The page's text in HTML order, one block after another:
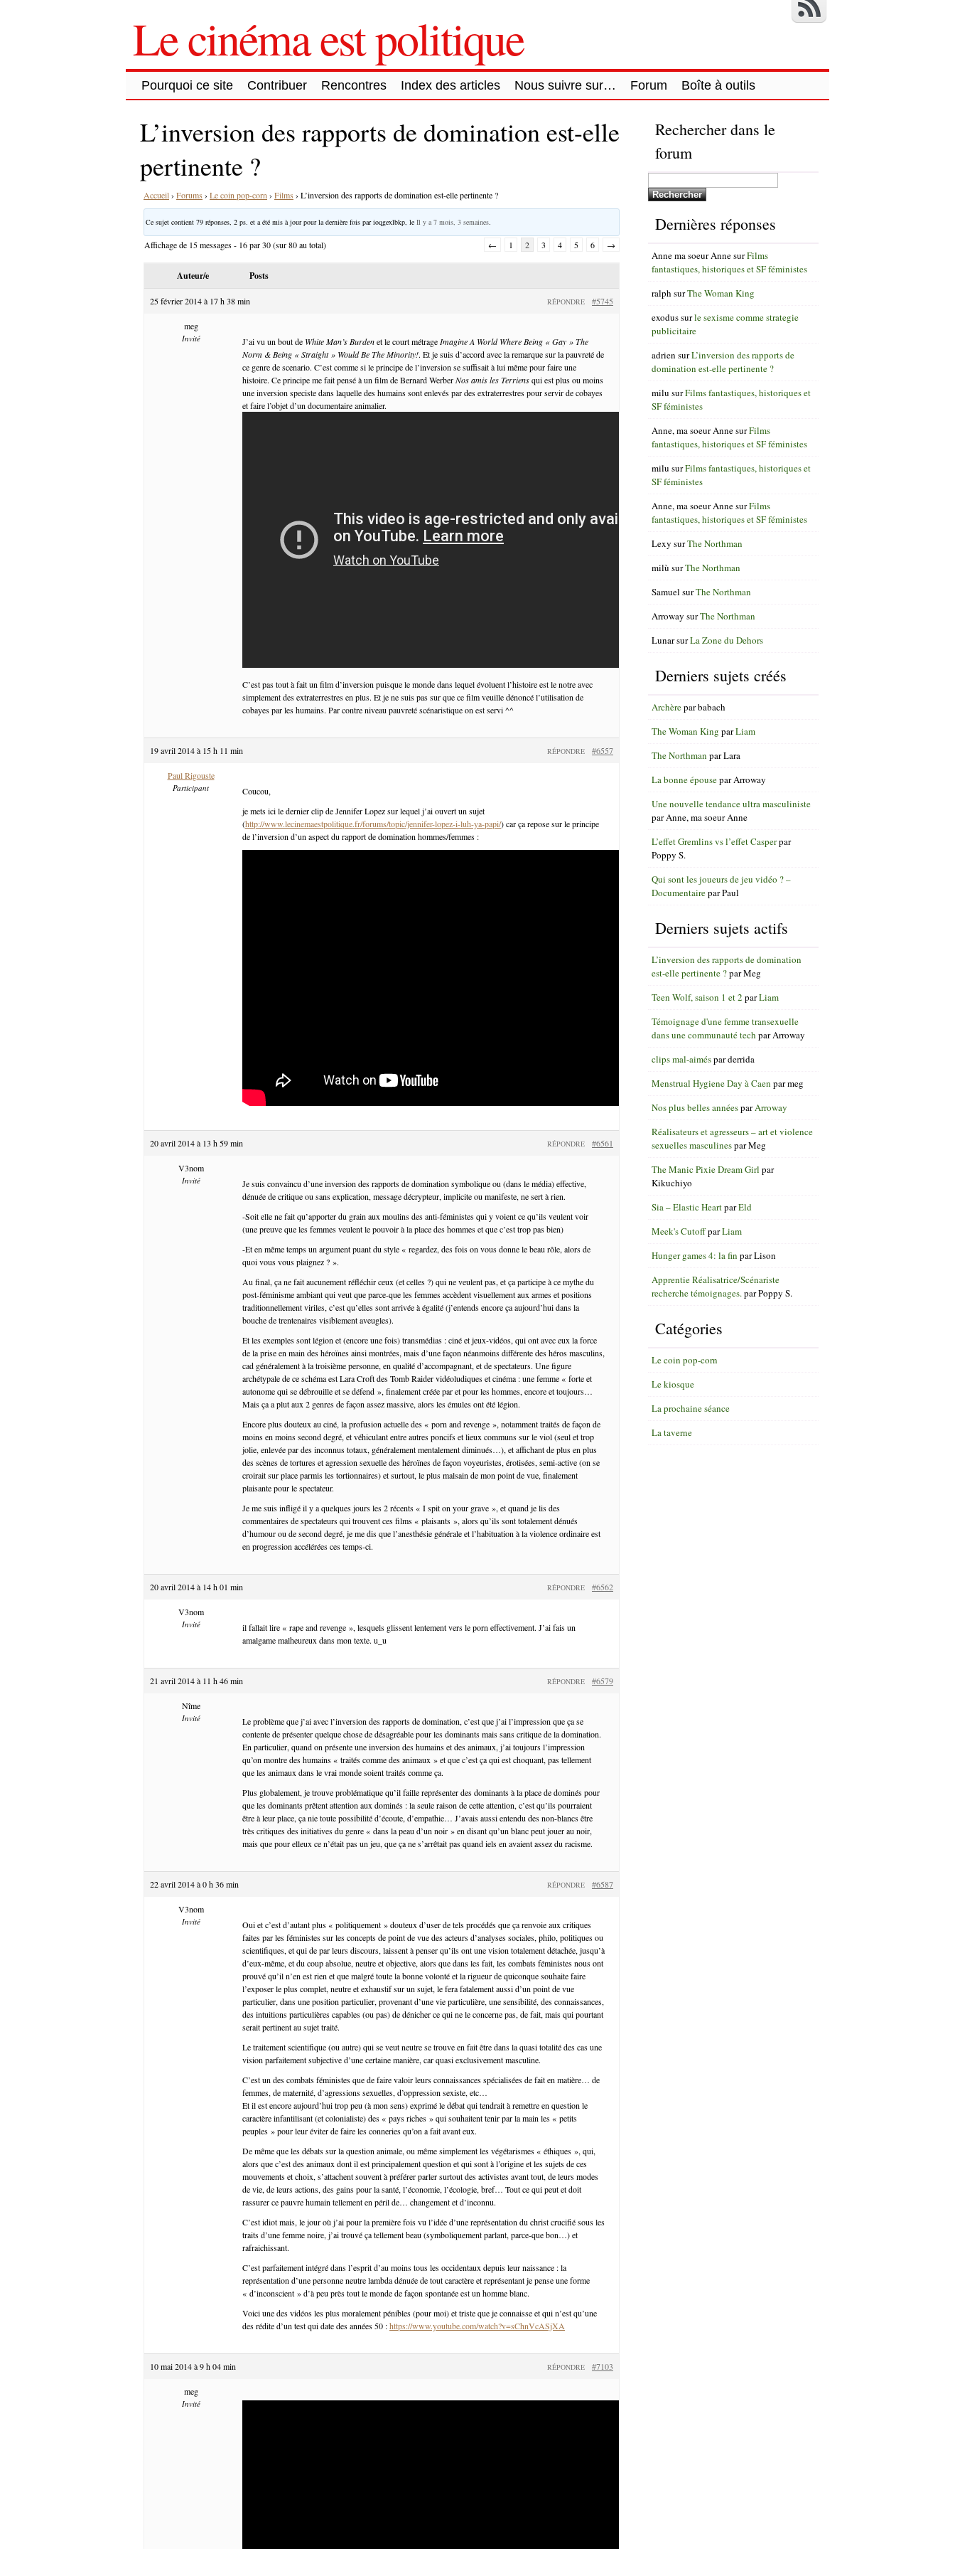
Le cinéma est politique
Pourquoi ce site Contribuer Rencontres Index des articles Nous suivre sur… Forum Boîte à outils
L’inversion des rapports de domination est-elle
pertinente ?
Accueil› Forums › Le coin pop-corn › Films › L’inversion des rapports de domination est-elle pertinente ?
Ce sujet contient 79 réponses, 2 ps. et a été mis à jour pour la dernière fois parioqgexlbkp , le Il y a 7 mois, 3 semaines
Affichage de 15 messages - 16 par 30 (sur 80 au total) ← 1 2 3 4 5 6 →
Auteur/e Posts
25 février 2014 à 17 h 38 min #5745
RÉPONDRE
meg
Invité J’ai vu un bout de White Man’s Burdenet le court métrage Imagine A World Where Being « Gay » The
Norm & Being « Straight » Would Be The Minority!. Et je suis d’accord avec la remarque sur la pauvreté de
ce genre de scenario. C’est comme si le principe de l’inversion se suffisait à lui même pour faire une
histoire. Ce principe me fait pensé à un film de Bernard WerberNos amis les Terriensqui est plus ou moins
une inversion speciste dans laquelle des humains sont enlevés par des extraterrestres pour servir de cobayes
et faire l’objet d’un documentaire animalier.
C’est pas tout à fait un film d’inversion puisque le monde dans lequel évoluent l’histoire est le notre avec
simplement des extraterrestres en plus. Et je ne suis pas sur que ce film veuille dénoncé l’utilisation de
cobayes par les humains. Par contre niveau pauvreté scénaristique on est servi ^^
19 avril 2014 à 15 h 11 min #6557
RÉPONDRE
Paul Rigouste
Participant
Coucou,
je mets ici le dernier clip de Jennifer Lopez sur lequel j’ai ouvert un sujet
(http://www.lecinemaestpolitique.fr/forums/topic/jennifer-lopez-i-luh-ya-papi/) car ça repose sur le principe
de l’inversion d’un aspect du rapport de domination hommes/femmes :
20 avril 2014 à 13 h 59 min #6561
RÉPONDRE
V3nom
Invité
Je suis convaincu d’une inversion des rapports de domination symbolique ou (dans le média) effective,
dénuée de critique ou sans explication, message décrypteur, implicite ou manifeste, ne sert à rien.
-Soit elle ne fait qu’apporter du grain aux moulins des anti-féministes qui y voient ce qu’ils veulent voir
(une preuve que les femmes veulent le pouvoir à la place des hommes et que c’est trop pas bien)
-Et en même temps un argument puant du style « regardez, des fois on vous donne le beau rôle, alors de
quoi vous vous plaignez ? ».
Au final, ça ne fait aucunement réfléchir ceux (et celles ?) qui ne veulent pas, et ça participe à ce mythe du
post-féminisme ambiant qui veut que parce-que les femmes accèdent visuellement aux armes et positions
traditionnellement viriles, c’est qu’elles sont arrivée à égalité (j’entends encore ça aujourd’hui dans la
bouche de trentenaires visiblement aveugles).
Et les exemples sont légion et (encore une fois) transmédias : ciné et jeux-vidéos, qui ont avec eux la force
de la prise en main des héroïnes ainsi montrées, mais d’une façon néanmoins différente des héros masculins,
cad généralement à la troisième personne, en qualité d’accompagnant, et de spectateurs. Une figure
archétypale de ce schéma est Lara Croft des Tomb Raider vidéoludiques et cinéma : une femme « forte et
autonome qui se débrouille et se défend », finalement créée par et pour les hommes, encore et toujours…
Mais ça a plut aux 2 genres de façon assez massive, alors les émules ont été légion.
Encore plus douteux au ciné, la profusion actuelle des « porn and revenge », notamment traités de façon de
moins en moins second degré, et véhiculant entre autres poncifs et lieux communs sur le viol (seul et trop
jolie, enlevée par des inconnus totaux, généralement mentalement diminués…), et affichant de plus en plus
des scènes de tortures et agression sexuelle des héroïnes de façon voyeuristes, érotisées, semi-active (on se
croirait sur place parmis les tortionnaires) et surtout, le plus malsain de mon point de vue, finalement
plaisante pour le spectateur.
Je me suis infligé il y a quelques jours les 2 récents « I spit on your grave », et quand je lis des
commentaires de spectateurs qui trouvent ces films « plaisants », alors qu’ils sont totalement dénués
d’humour ou de second degré, je me dis que l’anesthésie générale et l’habituation à la violence ordinaire est
en progression accélérées ces temps-ci.
20 avril 2014 à 14 h 01 min #6562
RÉPONDRE
V3nom
Invité
il fallait lire « rape and revenge », lesquels glissent lentement vers le porn effectivement. J’ai fais un
amalgame malheureux dans mon texte. u_u
21 avril 2014 à 11 h 46 min #6579
RÉPONDRE
Nîme
Invité
Le problème que j’ai avec l’inversion des rapports de domination, c’est que j’ai l’impression que ça se
contente de présenter quelque chose de désagréable pour les dominants mais sans critique de la domination.
En particulier, quand on présente une inversion des humains et des animaux, j’ai toujours l’impression
qu’on montre des humains « traités comme des animaux » et que c’est ça qui est choquant, pas tellement
que les animaux dans le vrai monde soient traités comme ça.
Plus globalement, je trouve problématique qu’il faille représenter des dominants à la place de dominés pour
que les dominants prêtent attention aux dominés : la seule raison de cette attention, c’est qu’ils pourraient
être à leur place, ça nie toute possibilité d’écoute, d’empathie… J’avais aussi entendu des non-blancs être
très critiques des initiatives du genre « dans la peau d’un noir » en disant qu’un blanc peut jouer au noir,
mais que pour elleux ce n’était pas un jeu, que ça ne s’arrêtait pas quand iels en avaient assez du racisme.
22 avril 2014 à 0 h 36 min #6587
RÉPONDRE
V3nom
Invité
Oui et c’est d’autant plus « politiquement » douteux d’user de tels procédés que ça renvoie aux critiques
faites par les féministes sur les concepts de point de vue des acteurs d’analyses sociales, philo, politiques ou
scientifiques, et qui de par leurs discours, laissent à penser qu’ils ont une vision totalement détachée, jusqu’à
d’eux-même, et du coup absolue, neutre et objective, alors que dans les fait, les combats féministes nous ont
prouvé qu’il n’en est rien et que malgré toute la bonne volonté et la rigueur de quiconque souhaite faire
l’exposer le plus complet, neutre et exhaustif sur un sujet, le fera fatalement aussi d’un point de vue
particulier, dans une position particulier, provenant d’une vie particulière, une sensibilité, des connaissances,
des intuitions particulières capables (ou pas) de dénicher ce qui ne le concerne pas, de fait, mais qui pourtant
serait pertinent au sujet traité.
Le traitement scientifique (ou autre) qui se veut neutre se trouve en fait être dans la quasi totalité des cas une
vision parfaitement subjective d’une certaine manière, car quasi exclusivement masculine.
C’est un des combats féministes que de faire valoir leurs connaissances spécialisées de fait en matière… de
femmes, de maternité, d’agressions sexuelles, d’oppression sexiste, etc…
Et il est encore aujourd’hui trop peu (à mon sens) exprimé le débat qui tendrait à remettre en question le
caractère infantilisant (et colonialiste) des « pays riches » qui souhaitent tenir par la main les « petits
peuples » pour leur éviter de faire les conneries qu’on a fait avant eux.
De même que les débats sur la question animale, ou même simplement les végétarismes « éthiques », qui,
alors que c’est des animaux dont il est principalement question et qui sont à l’origine et les sujets de ces
mouvements et choix, s’attachent souvent à préférer parler surtout des activistes avant tout, de leurs modes
de vie, de leurs actions, des gains pour la santé, l’économie, l’écologie, bref… Tout ce qui peut et doit
rassurer ce pauvre humain tellement en péril de… changement et d’inconnu.
C’est idiot mais, le jour où j’ai pour la première fois vu l’idée d’une représentation du christ crucifié sous les
traits d’une femme noire, j’ai trouvé ça tellement beau (symboliquement parlant, parce-que bon…) et
rafraichissant.
C’est parfaitement intégré dans l’esprit d’au moins tous les occidentaux depuis leur naissance : la
représentation d’une personne neutre lambda dénuée de tout caractère et représentant je pense une forme
« d’inconscient » d’à peu près tout le monde de façon spontanée est un homme blanc.
Voici une des vidéos les plus moralement pénibles (pour moi) et triste que je connaisse et qui n’est qu’une
des rédite d’un test qui date des années 50 :https://www.youtube.com/watch?v=sChnVcASjXA
10 mai 2014 à 9 h 04 min #7103
RÉPONDRE
meg
Invité
Rechercher dans le
forum
Dernières réponses
Anne ma soeur AnnesurFilms
fantastiques, historiques et SF féministes
ralph surThe Woman King
exodussurle sexisme comme strategie
publicitaire
adrien surL’inversion des rapports de
domination est-elle pertinente ?
milu surFilms fantastiques, historiques et
SF féministes
Anne, ma soeur AnnesurFilms
fantastiques, historiques et SF féministes
milu surFilms fantastiques, historiques et
SF féministes
Anne, ma soeur AnnesurFilms
fantastiques, historiques et SF féministes
Lexy surThe Northman
milù surThe Northman
Samuel surThe Northman
Arroway surThe Northman
LunarsurLa Zone du Dehors
Derniers sujets créés
Archèreparbabach
The Woman King parLiam
The Northman parLara
La bonne épouseparArroway
Une nouvelle tendance ultra masculiniste
parAnne, ma soeur Anne
L’effet Gremlins vs l’effet Casperpar
Poppy S.
Qui sont les joueurs de jeu vidéo ? –
DocumentaireparPaul
Derniers sujets actifs
L’inversion des rapports de domination
est-elle pertinente ?parMeg
Teen Wolf, saison 1 et 2 parLiam
Témoignage d'une femme transexuelle
dans une communauté tech parArroway
clips mal-aimésparderrida
Menstrual Hygiene Day à Caen parmeg
Nos plus belles annéesparArroway
Réalisateurs et agresseurs – art et violence
sexuelles masculinesparMeg
The Manic Pixie Dream Girl par
Kikuchiyo
Sia – Elastic HeartparEld
Meek's CutoffparLiam
Hunger games 4: la fin parLison
Apprentie Réalisatrice/Scénariste
recherche témoignages. parPoppy S.
Catégories
Le coin pop-corn
Le kiosque
La prochaine séance
La taverne